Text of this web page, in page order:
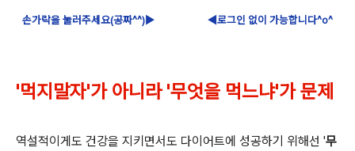
손가락을 눌러주세요(공짜^^)▶ ◀로그인 없이 가능합니다^o^
'먹지말자'가 아니라 '무엇을 먹느냐'가 문제
역설적이게도 건강을 지키면서도 다이어트에 성공하기 위해선 '무